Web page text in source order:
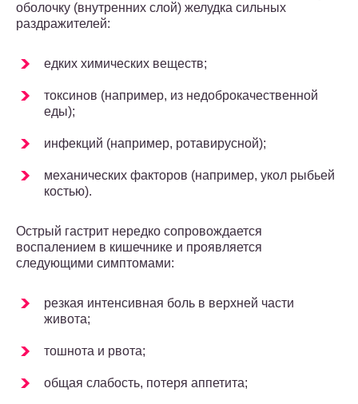
оболочку (внутренних слой) желудка сильных
раздражителей:
едких химических веществ;
токсинов (например, из недоброкачественной
еды);
инфекций (например, ротавирусной);
механических факторов (например, укол рыбьей
костью).
Острый гастрит нередко сопровождается
воспалением в кишечнике и проявляется
следующими симптомами:
резкая интенсивная боль в верхней части
живота;
тошнота и рвота;
общая слабость, потеря аппетита;